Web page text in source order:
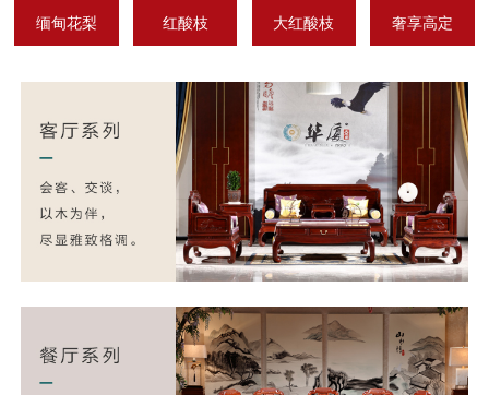
缅甸花梨 红酸枝 大红酸枝 奢享高定